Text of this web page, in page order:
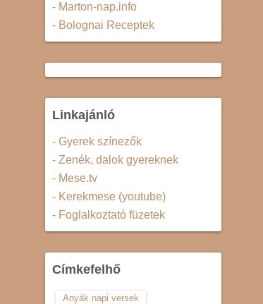
- Marton-nap.info
- Bolognai Receptek
Linkajánló
- Gyerek színezők
- Zenék, dalok gyereknek
- Mese.tv
- Kerekmese (youtube)
- Foglalkoztató füzetek
Címkefelhő
Anyák napi versek